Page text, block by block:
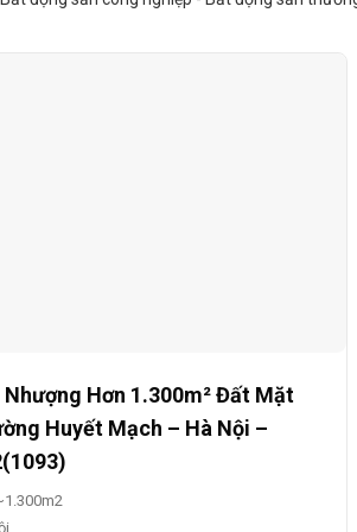
Nhượng Hơn 1.300m² Đất Mặt
Huyết Mạch – Hà Nội –